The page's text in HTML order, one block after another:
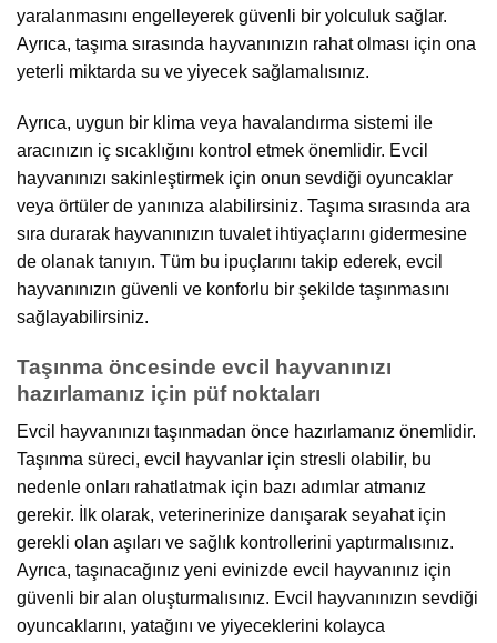
yaralanmasını engelleyerek güvenli bir yolculuk sağlar.
Ayrıca, taşıma sırasında hayvanınızın rahat olması için ona
yeterli miktarda su ve yiyecek sağlamalısınız.
Ayrıca, uygun bir klima veya havalandırma sistemi ile
aracınızın iç sıcaklığını kontrol etmek önemlidir. Evcil
hayvanınızı sakinleştirmek için onun sevdiği oyuncaklar
veya örtüler de yanınıza alabilirsiniz. Taşıma sırasında ara
sıra durarak hayvanınızın tuvalet ihtiyaçlarını gidermesine
de olanak tanıyın. Tüm bu ipuçlarını takip ederek, evcil
hayvanınızın güvenli ve konforlu bir şekilde taşınmasını
sağlayabilirsiniz.
Taşınma öncesinde evcil hayvanınızı
hazırlamanız için püf noktaları
Evcil hayvanınızı taşınmadan önce hazırlamanız önemlidir.
Taşınma süreci, evcil hayvanlar için stresli olabilir, bu
nedenle onları rahatlatmak için bazı adımlar atmanız
gerekir. İlk olarak, veterinerinize danışarak seyahat için
gerekli olan aşıları ve sağlık kontrollerini yaptırmalısınız.
Ayrıca, taşınacağınız yeni evinizde evcil hayvanınız için
güvenli bir alan oluşturmalısınız. Evcil hayvanınızın sevdiği
oyuncaklarını, yatağını ve yiyeceklerini kolayca